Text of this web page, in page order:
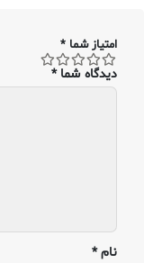
امتیاز شما *
دیدگاه شما*
نام*